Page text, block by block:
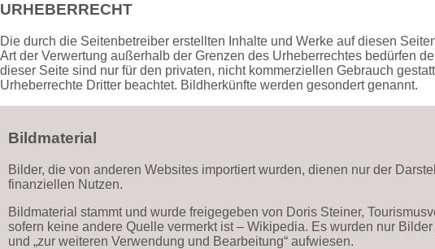
URHEBERRECHT
Die durch die Seitenbetreiber erstellten Inhalte und Werke auf diesen
Art der Verwertung außerhalb der Grenzen des Urheberrechtes bedürfen
dieser Seite sind nur für den privaten, nicht kommerziellen Gebrauch
Urheberrechte Dritter beachtet. Bildherkünfte werden gesondert genannt.
Bildmaterial
Bilder, die von anderen Websites importiert wurden, dienen nur der
finanziellen Nutzen.
Bildmaterial stammt und wurde freigegeben von Doris Steiner,
sofern keine andere Quelle vermerkt ist – Wikipedia. Es wurden nur
und „zur weiteren Verwendung und Bearbeitung“ aufwiesen.